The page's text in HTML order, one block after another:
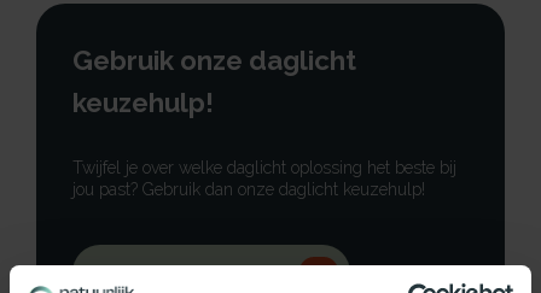
Gebruik onze daglicht
keuzehulp!
Twijfel je over welke daglicht oplossing het beste bij
jou past? Gebruik dan onze daglicht keuzehulp!